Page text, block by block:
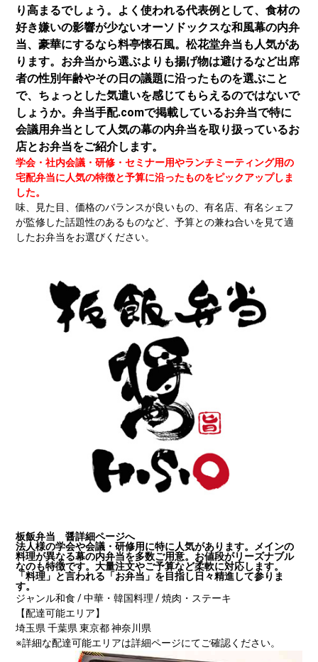
り高まるでしょう。よく使われる代表例として、食材の
好き嫌いの影響が少ないオーソドックスな和風幕の内弁
当、豪華にするなら料亭懐石風。松花堂弁当も人気があ
ります。お弁当から選ぶよりも揚げ物は避けるなど出席
者の性別年齢やその日の議題に沿ったものを選ぶこと
で、ちょっとした気遣いを感じてもらえるのではないで
しょうか。弁当手配.comで掲載しているお弁当で特に
会議用弁当として人気の幕の内弁当を取り扱っているお
店とお弁当をご紹介します。
学会・社内会議・研修・セミナー用やランチミーティング用の
宅配弁当に人気の特徴と予算に沿ったものをピックアップしま
した。
味、見た目、価格のバランスが良いもの、有名店、有名シェフ
が監修した話題性のあるものなど、予算との兼ね合いを見て適
したお弁当をお選びください。
板飯弁当 醤詳細ページへ
法人様の学会や会議・研修用に特に人気があります。メインの
料理が異なる幕の内弁当を多数ご用意。お値段がリーズナブル
なのも特徴です。大量注文やご予算など柔軟に対応します。
「料理」と言われる「お弁当」を目指し日々精進して参りま
す。
ジャンル和食 / 中華・韓国料理 / 焼肉・ステーキ
【配達可能エリア】
埼玉県 千葉県 東京都 神奈川県
※詳細な配達可能エリアは詳細ページにてご確認ください。